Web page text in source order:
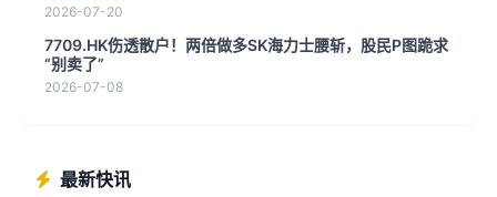
2026-07-20
7709.HK伤透散户！两倍做多SK海力士腰斩，股民P图跪求
“别卖了”
2026-07-08
最新快讯